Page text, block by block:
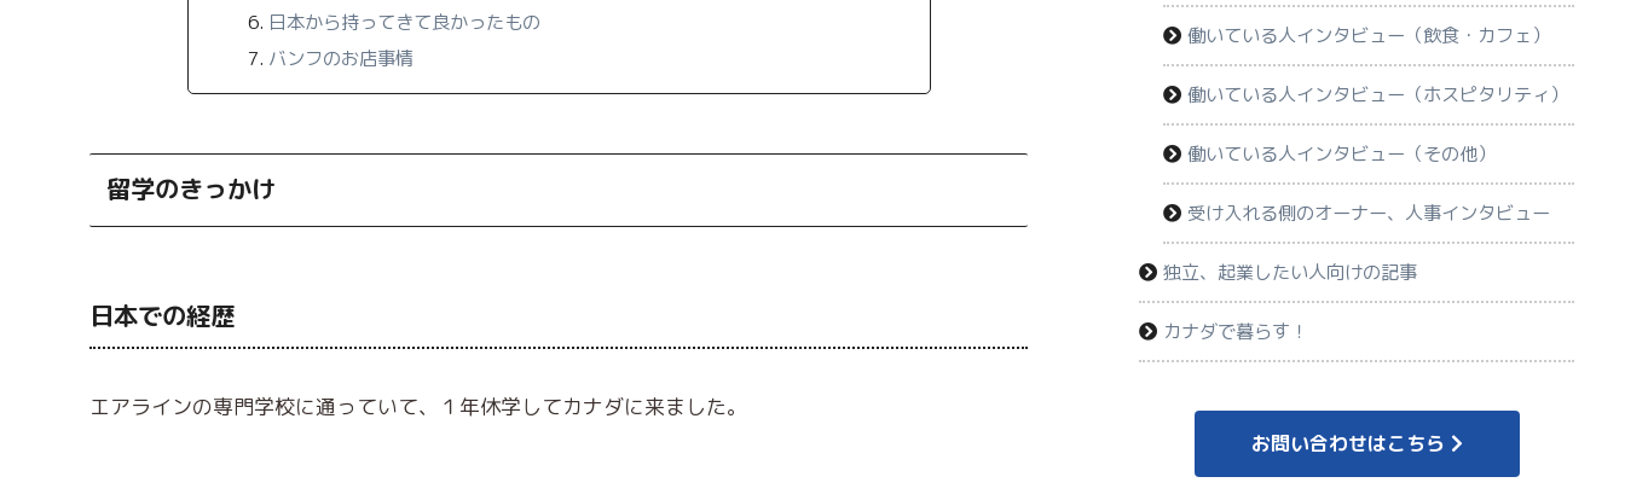
日本から持ってきて良かったもの
バンフのお店事情
留学のきっかけ
日本での経歴
エアラインの専門学校に通っていて、１年休学してカナダに来ました。
働いている人インタビュー（飲食・カフェ）
働いている人インタビュー（ホスピタリティ）
働いている人インタビュー（その他）
受け入れる側のオーナー、人事インタビュー
独立、起業したい人向けの記事
カナダで暮らす！
お問い合わせはこちら